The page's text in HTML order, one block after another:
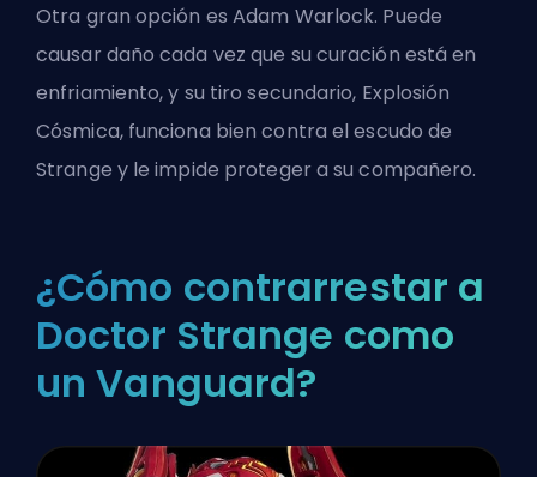
Otra gran opción es Adam Warlock. Puede
causar daño cada vez que su curación está en
enfriamiento, y su tiro secundario, Explosión
Cósmica, funciona bien contra el escudo de
Strange y le impide proteger a su compañero.
¿Cómo contrarrestar a
Doctor Strange como
un Vanguard?